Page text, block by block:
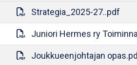
Strategia_2025-27..pdf
Juniori Hermes ry
Joukkueenjohtajan